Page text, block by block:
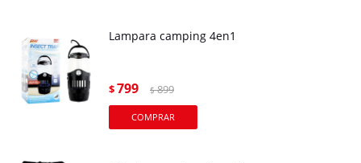
Lampara camping 4en1
$799 $ 899